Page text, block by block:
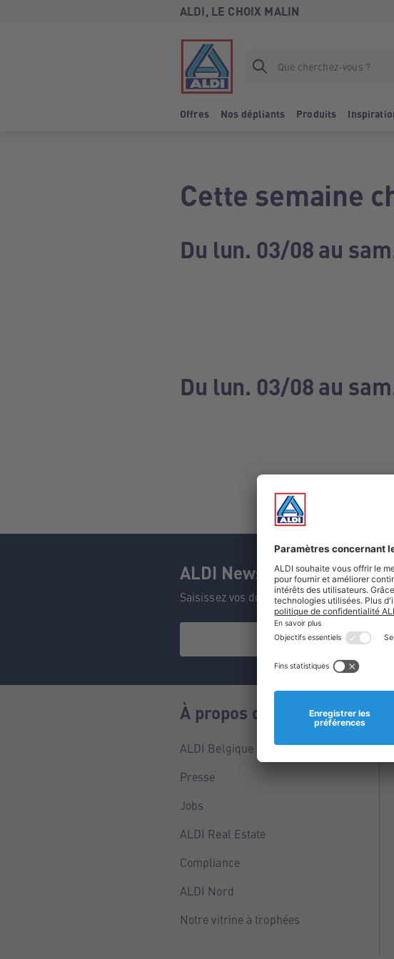
ALDI, LE CHOIX MALIN
Offres Nos dépliants Produits
Cette semaine
Du lun. 03/08 au
Du lun. 03/08 au
ALDI Newsletter
Saisissez vos données et ne manquez
À propos de nous
ALDI Belgique
Presse
Jobs
ALDI Real Estate
Compliance
ALDI Nord
Notre vitrine à trophées